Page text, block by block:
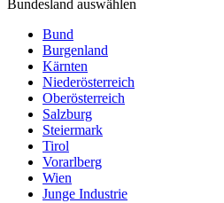
Bundesland auswählen
Bund
Burgenland
Kärnten
Niederösterreich
Oberösterreich
Salzburg
Steiermark
Tirol
Vorarlberg
Wien
Junge Industrie